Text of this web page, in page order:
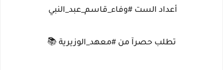
أعداد الست #وفاء_قاسم_عبد_النبي
تطلب حصرآ من #معهد_الوزيرية 📚